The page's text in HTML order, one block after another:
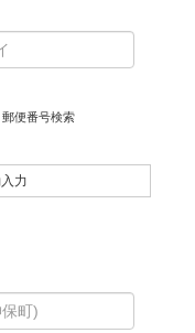
郵便番号検索
力